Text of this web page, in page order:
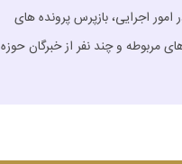
اجرایی، بازپرس پرونده های
مربوطه و چند نفر از خبرگان حوزه